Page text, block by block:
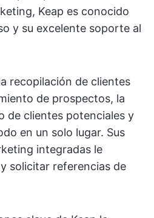
Keap es conocido
y su excelente soporte al
recopilación de clientes
de prospectos, la
de clientes potenciales y
en un solo lugar. Sus
integradas le
solicitar referencias de